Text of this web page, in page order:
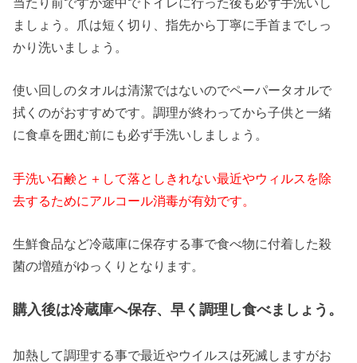
ましょう。爪は短く切り、指先から丁寧に手首までしっ
かり洗いましょう。
使い回しのタオルは清潔ではないのでペーパータオルで
拭くのがおすすめです。調理が終わってから子供と一緒
に食卓を囲む前にも必ず手洗いしましょう。
手洗い石鹸と＋して落としきれない最近やウィルスを除
去するためにアルコール消毒が有効です。
生鮮食品など冷蔵庫に保存する事で食べ物に付着した殺
菌の増殖がゆっくりとなります。
購入後は冷蔵庫へ保存、早く調理し食べましょう。
加熱して調理する事で最近やウイルスは死滅しますがお